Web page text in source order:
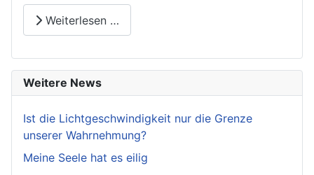
Weiterlesen …
Weitere News
Ist die Lichtgeschwindigkeit nur die Grenze
unserer Wahrnehmung?
Meine Seele hat es eilig